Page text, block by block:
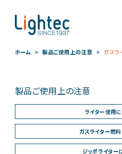
ホーム 製品ご使用上の注意 ガスラ
製品ご使用上の注意
ライター使用
ガスライター燃
ジッポライター